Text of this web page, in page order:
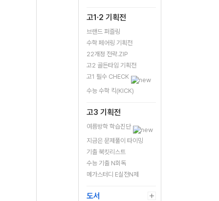
고1·2 기획전
브랜드 퍼즐링
수학 페어링 기획전
22개정 전략.ZIP
고2 골든타임 기획전
고1 필수 CHECK
수능 수학 킥(KICK)
고3 기획전
여름방학 학습진단
지금은 문제풀이 타이밍
기출 북킷리스트
수능 기출 N회독
메가스터디 E실전N제
도서